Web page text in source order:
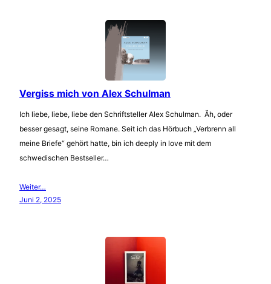
Vergiss mich von Alex Schulman
Ich liebe, liebe, liebe den Schriftsteller Alex Schulman. Äh, oder
besser gesagt, seine Romane. Seit ich das Hörbuch „Verbrenn all
meine Briefe“ gehört hatte, bin ich deeply in love mit dem
schwedischen Bestseller…
Weiter…
Juni 2, 2025